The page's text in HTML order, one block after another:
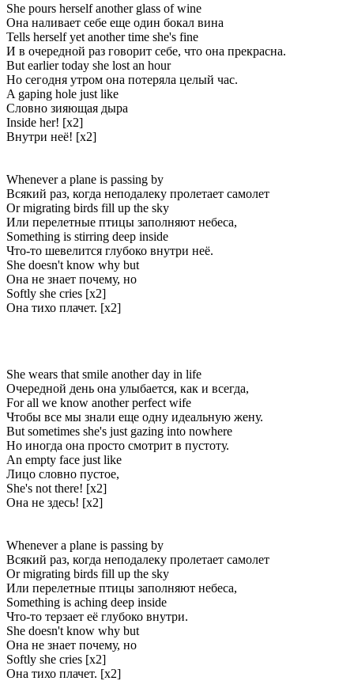
She pours herself another glass of wine
Она наливает себе еще один бокал вина
Tells herself yet another time she's fine
И в очередной раз говорит себе, что она прекрасна.
But earlier today she lost an hour
Но сегодня утром она потеряла целый час.
A gaping hole just like
Словно зияющая дыра
Inside her! [x2]
Внутри неё! [x2]
Whenever a plane is passing by
Всякий раз, когда неподалеку пролетает самолет
Or migrating birds fill up the sky
Или перелетные птицы заполняют небеса,
Something is stirring deep inside
Что-то шевелится глубоко внутри неё.
She doesn't know why but
Она не знает почему, но
Softly she cries [x2]
Она тихо плачет. [x2]
She wears that smile another day in life
Очередной день она улыбается, как и всегда,
For all we know another perfect wife
Чтобы все мы знали еще одну идеальную жену.
But sometimes she's just gazing into nowhere
Но иногда она просто смотрит в пустоту.
An empty face just like
Лицо словно пустое,
She's not there! [x2]
Она не здесь! [x2]
Whenever a plane is passing by
Всякий раз, когда неподалеку пролетает самолет
Or migrating birds fill up the sky
Или перелетные птицы заполняют небеса,
Something is aching deep inside
Что-то терзает её глубоко внутри.
She doesn't know why but
Она не знает почему, но
Softly she cries [x2]
Она тихо плачет. [x2]